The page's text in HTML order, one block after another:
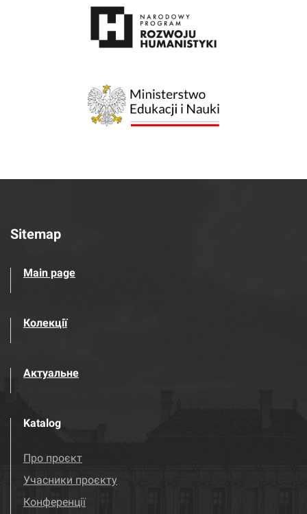
Sitemap
Main page
Колекції
Актуальне
Katalog
Про проєкт
Учасники проєкту
Конференції